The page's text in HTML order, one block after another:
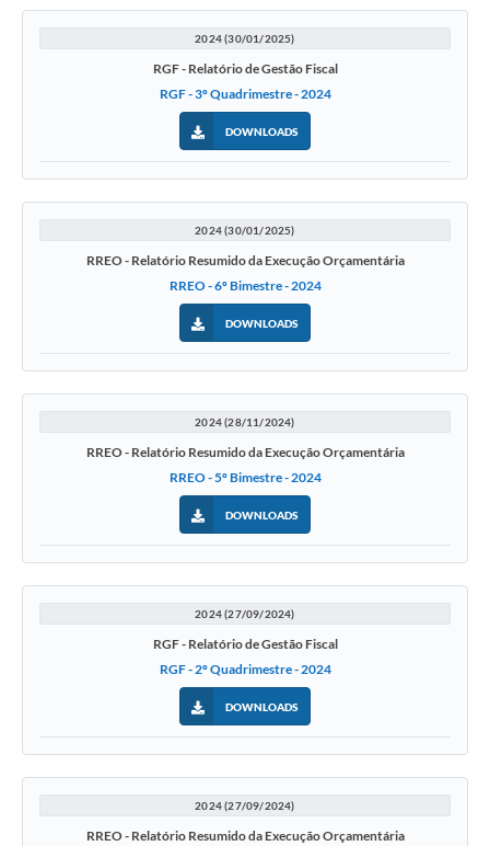
2024 (30/01/2025)
RGF - Relatório de Gestão Fiscal
RGF - 3º Quadrimestre - 2024
DOWNLOADS
2024 (30/01/2025)
RREO - Relatório Resumido da Execução Orçamentária
RREO - 6º Bimestre - 2024
DOWNLOADS
2024 (28/11/2024)
RREO - Relatório Resumido da Execução Orçamentária
RREO - 5º Bimestre - 2024
DOWNLOADS
2024 (27/09/2024)
RGF - Relatório de Gestão Fiscal
RGF - 2º Quadrimestre - 2024
DOWNLOADS
2024 (27/09/2024)
RREO - Relatório Resumido da Execução Orçamentária